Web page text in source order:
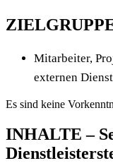
Mitarbeiter,
externen
Es sind keine
INHALTE –